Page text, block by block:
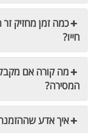
כמה זמן מחזיק
חייו?
מה קורה אם
המסירה?
איך אדע